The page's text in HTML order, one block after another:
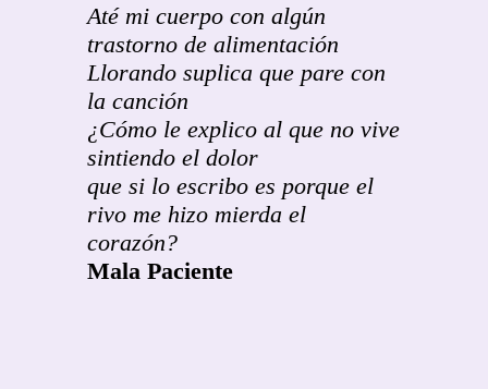
Até mi cuerpo con algún
trastorno de alimentación
Llorando suplica que pare con
la canción
¿Cómo le explico al que no vive
sintiendo el dolor
que si lo escribo es porque el
rivo me hizo mierda el
corazón?
Mala Paciente